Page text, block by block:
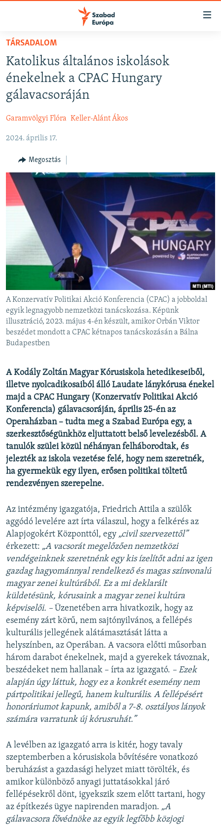
Akadálymentes
Ugrás
fő
oldalra
Ugrás
tartalomjegyzékre
NAPIRENDEN
AKTUÁLIS
PODCASTOK
ELEMZŐ
NER15
SZABADON
TÁRSADALOM
DEMOKRÁCIA
A PÉNZ NYOMÁBAN
EURÓPAI UNIÓ
VILÁG
KLÍMAVÁLTOZÁS
A MÚLT TANULSÁGAI
KÖVESSEN MINKET!
TÁRSADALOM
Katolikus általános iskolások
énekelnek a CPAC Hungary
gálavacsoráján
Garamvölgyi Flóra Keller-Alánt Ákos
2024. április 17.
Megosztás
A Konzervatív Politikai Akció Konferencia (CPAC) a jobboldal
egyik legnagyobb nemzetközi tanácskozása. Képünk
illusztráció, 2023. május 4-én készült, amikor Orbán Viktor
beszédet mondott a CPAC kétnapos tanácskozásán a Bálna
Budapestben
A Kodály Zoltán Magyar Kórusiskola hetedikeseiből,
illetve nyolcadikosaiból álló Laudate lánykórusa énekel
majd a CPAC Hungary (Konzervatív Politikai Akció
Konferencia) gálavacsoráján, április 25-én az
Operaházban – tudta meg a Szabad Európa egy, a
szerkesztőségünkhöz eljuttatott belső levelezésből. A
tanulók szülei közül néhányan felháborodtak, és
jelezték az iskola vezetése felé, hogy nem szeretnék,
ha gyermekük egy ilyen, erősen politikai töltetű
rendezvényen szerepelne.
Az intézmény igazgatója, Friedrich Attila a szülők
aggódó levelére azt írta válaszul, hogy a felkérés az
Alapjogokért Központtól, egy „civil szervezettől”
érkezett: „A vacsorát megelőzően nemzetközi
vendégeinknek szeretnénk egy kis ízelítőt adni az igen
gazdag hagyománnyal rendelkező és magas színvonalú
magyar zenei kultúrából. Ez a mi deklarált
küldetésünk, kórusaink a magyar zenei kultúra
képviselői. – Üzenetében arra hivatkozik, hogy az
esemény zárt körű, nem sajtónyilvános, a fellépés
kulturális jellegének alátámasztását látta a
helyszínben, az Operában. A vacsora előtti műsorban
három darabot énekelnek, majd a gyerekek távoznak,
beszédeket nem hallanak – írta az igazgató. – Ezek
alapján úgy láttuk, hogy ez a konkrét esemény nem
pártpolitikai jellegű, hanem kulturális. A fellépésért
honoráriumot kapunk, amiből a 7-8. osztályos lányok
számára varratunk új kórusruhát.”
A levélben az igazgató arra is kitér, hogy tavaly
szeptemberben a kórusiskola bővítésére vonatkozó
beruházást a gazdasági helyzet miatt törölték, és
amikor különböző anyagi juttatásokkal járó
fellépésekről dönt, igyekszik szem előtt tartani, hogy
az építkezés ügye napirenden maradjon. „A
gálavacsora fővédnöke az egyik legfőbb közjogi
FELIRATKOZÁS
Spotify